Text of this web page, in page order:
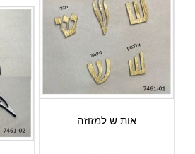
אות ש למזוזה